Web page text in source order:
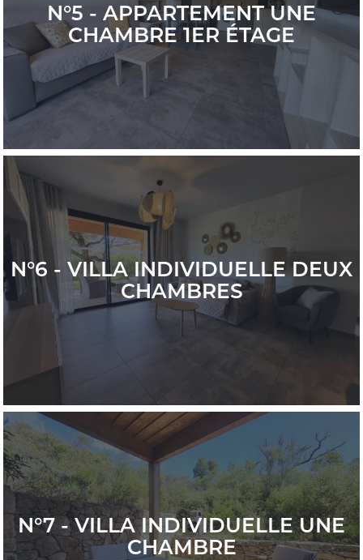
N°5 - APPARTEMENT UNE
CHAMBRE 1ER ÉTAGE
N°6 - VILLA INDIVIDUELLE DEUX
CHAMBRES
N°7 - VILLA INDIVIDUELLE UNE
CHAMBRE